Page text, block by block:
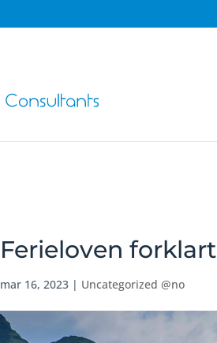
Ferieloven forklart
mar 16, 2023 | Uncategorized @no